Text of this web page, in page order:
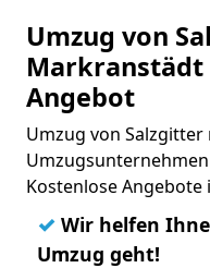
Umzug von
Markranstädt
Angebot
Umzug von
Kostenlose Angebote
✓ Wir helfen
Umzug geht!